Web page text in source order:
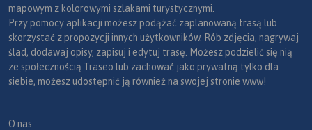
mapowym z kolorowymi szlakami turystycznymi.
Przy pomocy aplikacji możesz podążać zaplanowaną trasą lub
skorzystać z propozycji innych użytkowników. Rób zdjęcia, nagrywaj
ślad, dodawaj opisy, zapisuj i edytuj trasę. Możesz podzielić się nią
ze społecznością Traseo lub zachować jako prywatną tylko dla
siebie, możesz udostępnić ją również na swojej stronie www!
O nas